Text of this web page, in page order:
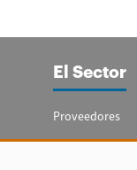
El Sector
Proveedores
Guía del Sector